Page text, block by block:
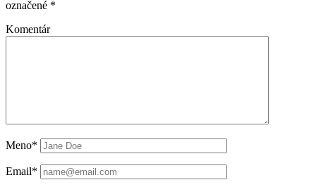
označené *
Komentár
Meno*
Email*